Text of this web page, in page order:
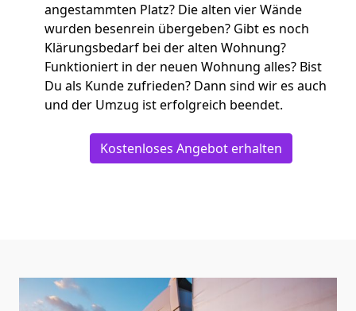
angestammten Platz? Die alten vier Wände
wurden besenrein übergeben? Gibt es noch
Klärungsbedarf bei der alten Wohnung?
Funktioniert in der neuen Wohnung alles? Bist
Du als Kunde zufrieden? Dann sind wir es auch
und der Umzug ist erfolgreich beendet.
Kostenloses Angebot erhalten